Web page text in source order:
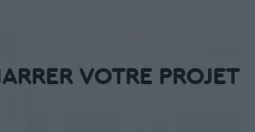
VOTRE PROJET